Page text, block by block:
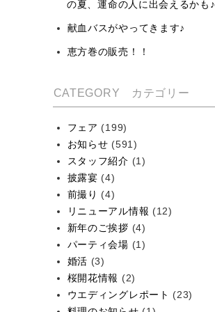
の夏、運命の人に出会えるかも♪
献血バスがやってきます♪
恵方巻の販売！！
CATEGORY カテゴリー
フェア (199)
お知らせ (591)
スタッフ紹介 (1)
披露宴 (4)
前撮り (4)
リニューアル情報 (12)
新年のご挨拶 (4)
パーティ会場 (1)
婚活 (3)
桜開花情報 (2)
ウエディングレポート (23)